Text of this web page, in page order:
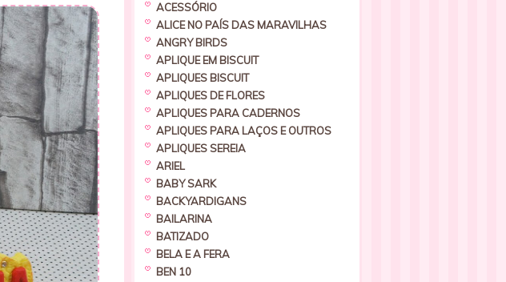
ACESSÓRIO
ALICE NO PAÍS DAS MARAVILHAS
ANGRY BIRDS
APLIQUE EM BISCUIT
APLIQUES BISCUIT
APLIQUES DE FLORES
APLIQUES PARA CADERNOS
APLIQUES PARA LAÇOS E OUTROS
APLIQUES SEREIA
ARIEL
BABY SARK
BACKYARDIGANS
BAILARINA
BATIZADO
BELA E A FERA
BEN 10